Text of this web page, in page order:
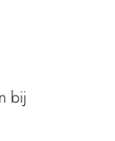
bij